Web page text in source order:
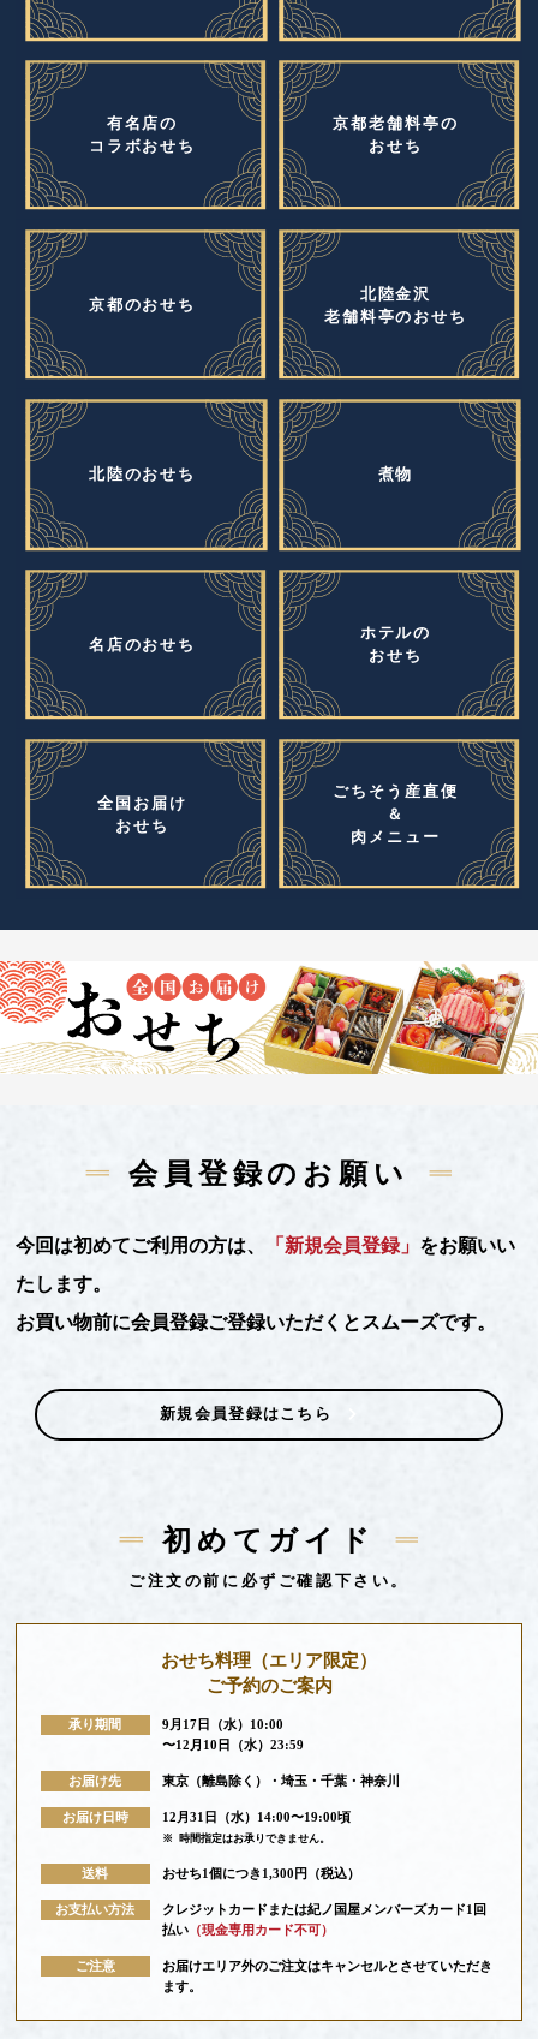
有名店の
コラボおせち
京都老舗料亭の
おせち
京都のおせち
北陸金沢
老舗料亭のおせち
北陸のおせち 煮物
名店のおせち
ホテルの
おせち
全国お届け
おせち
ごちそう産直便
＆
肉メニュー
会員登録のお願い
今回は初めてご利用の方は、 「新規会員登録」 をお願いい
たします。
お買い物前に会員登録ご登録いただくとスムーズです。
新規会員登録はこちら
初めてガイド
ご注文の前に必ずご確認下さい。
おせち料理 （エリア限定）
ご予約のご案内
承り期間
9月17日（水）10:00
〜12月10日（水）23:59
お届け先 東京（離島除く）・埼玉・千葉・神奈川
お届け日時 12月31日（水）14:00〜19:00頃
※ 時間指定はお承りできません。
送料 おせち1個につき1,300円（税込）
お支払い方法
クレジットカードまたは紀ノ国屋メンバーズカード1回
払い（現金専用カード不可）
ご注意
お届けエリア外のご注文はキャンセルとさせていただき
ます。